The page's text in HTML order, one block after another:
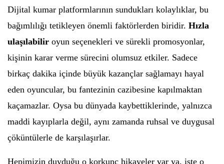
Dijital kumar platformlarının sundukları kolaylıklar, bu
bağımlılığı tetikleyen önemli faktörlerden biridir. Hızla
ulaşılabilir oyun seçenekleri ve sürekli promosyonlar,
kişinin karar verme sürecini olumsuz etkiler. Sadece
birkaç dakika içinde büyük kazançlar sağlamayı hayal
eden oyuncular, bu fantezinin cazibesine kapılmaktan
kaçamazlar. Oysa bu dünyada kaybettiklerinde, yalnızca
maddi kayıplarla değil, aynı zamanda ruhsal ve duygusal
çöküntülerle de karşılaşırlar.
Hepimizin duyduğu o korkunç hikayeler var ya, işte o